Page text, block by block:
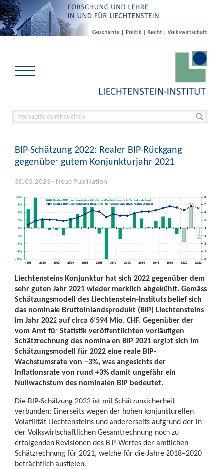
BIP-Schätzung 2022: Realer BIP-Rückgang
gegenüber gutem Konjunkturjahr 2021
30.03.2023 - Neue Publikation
Liechtensteins Konjunktur hat sich 2022 gegenüber dem
sehr guten Jahr 2021 wieder merklich abgekühlt. Gemäss
Schätzungsmodell des Liechtenstein-Instituts belief sich
das nominale Bruttoinlandsprodukt (BIP) Liechtensteins
im Jahr 2022 auf circa 6‘594 Mio. CHF. Gegenüber der
vom Amt für Statistik veröffentlichten vorläufigen
Schätzrechnung des nominalen BIP 2021 ergibt sich im
Schätzungsmodell für 2022 eine reale BIP-
Wachstumsrate von −3%, was angesichts der
Inflationsrate von rund +3% damit ungefähr ein
Nullwachstum des nominalen BIP bedeutet.
Die BIP-Schätzung 2022 ist mit Schätzunsicherheit
verbunden: Einerseits wegen der hohen konjunkturellen
Volatilität Liechtensteins und andererseits aufgrund der in
der Volkswirtschaftlichen Gesamtrechnung noch zu
erfolgenden Revisionen des BIP-Wertes der amtlichen
Schätzrechnung für 2021, welche für die Jahre 2018–2020
beträchtlich ausfielen.